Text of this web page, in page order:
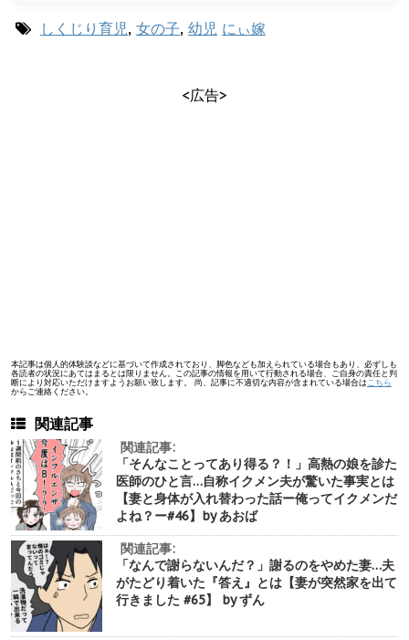
しくじり育児, 女の子, 幼児 にぃ嫁
<広告>
本記事は個人的体験談などに基づいて作成されており、脚色なども加えられている場合もあり、必ずしも
各読者の状況にあてはまるとは限りません。この記事の情報を用いて行動される場合、ご自身の責任と判
断により対応いただけますようお願い致します。 尚、記事に不適切な内容が含まれている場合は こちら
からご連絡ください。
関連記事
関連記事:
「そんなことってあり得る？！」高熱の娘を診た
医師のひと言…自称イクメン夫が驚いた事実とは
【妻と身体が入れ替わった話ー俺ってイクメンだ
よね？ー#46】by あおば
関連記事:
「なんで謝らないんだ？」謝るのをやめた妻…夫
がたどり着いた『答え』とは【妻が突然家を出て
行きました #65】 by ずん